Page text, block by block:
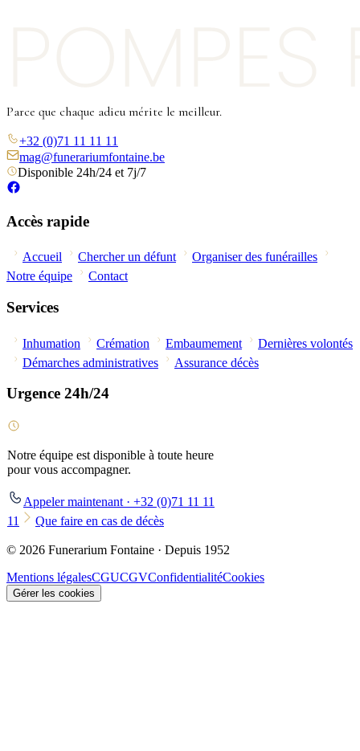
Parce que chaque adieu mérite le meilleur.
+32 (0)71 11 11 11
mag@funerariumfontaine.be
Disponible 24h/24 et 7j/7
Accès rapide
Accueil Chercher un défunt
Organiser des funérailles
Notre équipe
Contact
Services
Inhumation Crémation Embaumement
Dernières volontés
Démarches administratives
Assurance décès
Urgence 24h/24
Notre équipe est disponible à toute heure
pour vous accompagner.
Appeler maintenant · +32 (0)71 11 11
11
Que faire en cas de décès
© 2026 Funerarium Fontaine · Depuis 1952
Mentions légalesCGUCGVConfidentialitéCookies
Gérer les cookies